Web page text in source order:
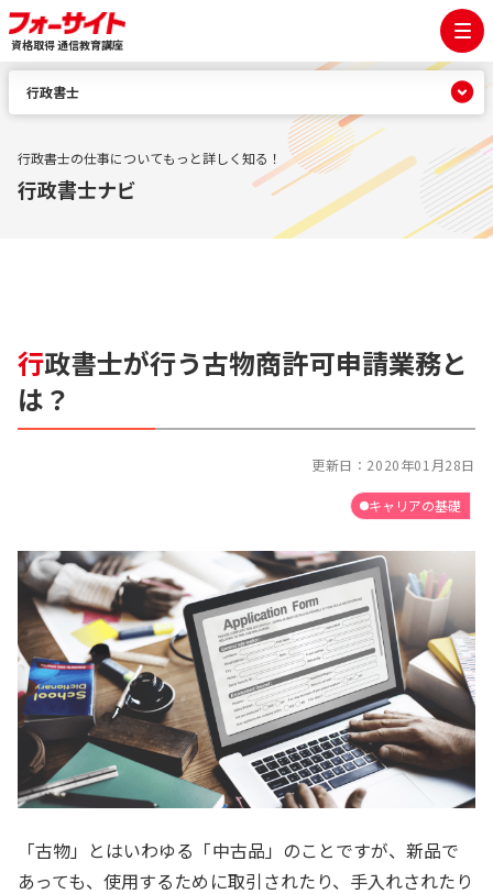
資格取得 通信教育講座
行政書士の仕事についてもっと詳しく知る！
行政書士ナビ
行政書士が行う古物商許可申請業務と
は？
更新日： 2020年01月28日
キャリアの基礎
「古物」とはいわゆる「中古品」のことですが、新品で
あっても、使用するために取引されたり、手入れされたり
行政書士